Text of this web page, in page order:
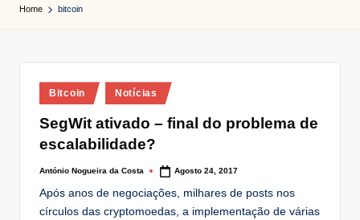
n
u
Home bitcoin
Posted
in
Bitcoin Notícias
SegWit ativado – final do problema de
escalabilidade?
Posted
António Nogueira da Costa Agosto 24, 2017
Após anos de negociações, milhares de posts nos
círculos das cryptomoedas, a implementação de várias